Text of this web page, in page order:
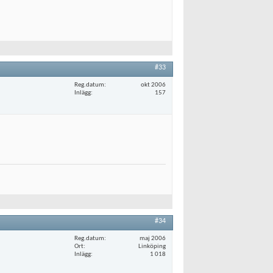
#33
Reg.datum
okt 2006
Inlägg
157
#34
Reg.datum
maj 2006
Ort
Linköping
Inlägg
1 018